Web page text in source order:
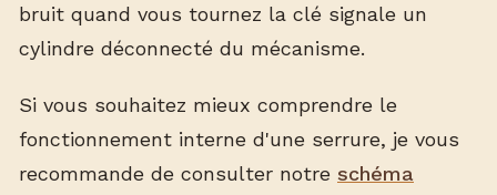
bruit quand vous tournez la clé signale un
cylindre déconnecté du mécanisme.
Si vous souhaitez mieux comprendre le
fonctionnement interne d'une serrure, je vous
recommande de consulter notre schéma